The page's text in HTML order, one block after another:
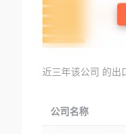
近三年该公司 的出
公司名称